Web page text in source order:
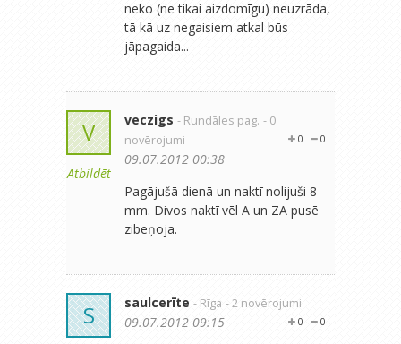
neko (ne tikai aizdomīgu) neuzrāda,
tā kā uz negaisiem atkal būs
jāpagaida...
V
Atbildēt
veczigs - Rundāles pag. - 0
novērojumi
0
0
09.07.2012 00:38
Pagājušā dienā un naktī nolijuši 8
mm. Divos naktī vēl A un ZA pusē
zibeņoja.
S saulcerīte - Rīga - 2 novērojumi
0
0
09.07.2012 09:15